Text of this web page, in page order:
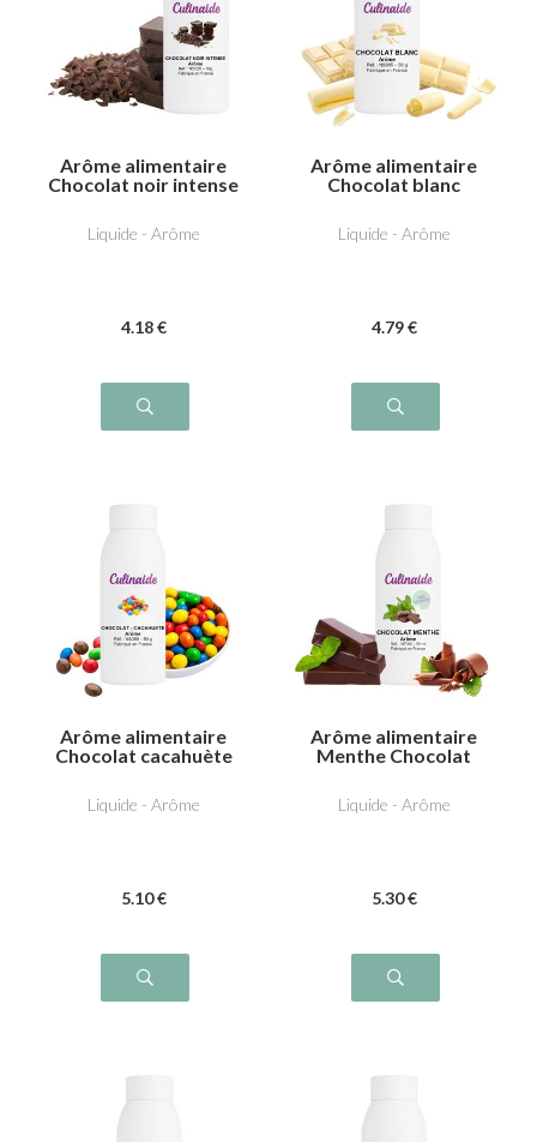
Arôme alimentaire
Chocolat noir intense
Liquide - Arôme
4.18 €
Arôme alimentaire
Chocolat blanc
Liquide - Arôme
4.79 €
Arôme alimentaire
Chocolat cacahuète
Liquide - Arôme
5.10 €
Arôme alimentaire
Menthe Chocolat
Liquide - Arôme
5.30 €